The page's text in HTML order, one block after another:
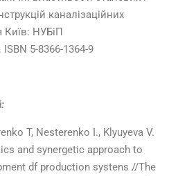
каналізаційних
Київ: НУБіП
ISBN 5-8366-1364-9
T, Nesterenko I., Klyuyeva V.
and synergetic approach to
df production systens //The